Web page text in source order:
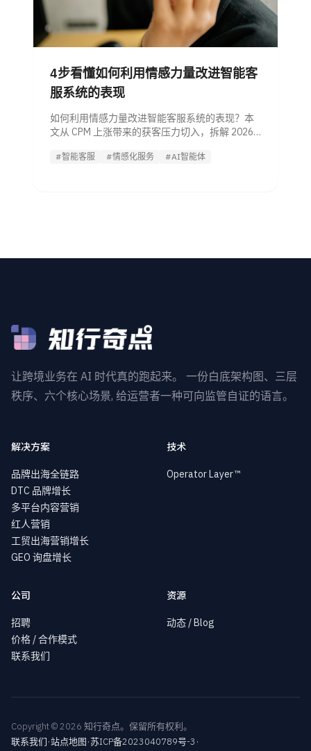
4步看懂如何利用情感力量改进智能客
服系统的表现
如何利用情感力量改进智能客服系统的表现？本
文从 CPM 上涨带来的获客压力切入，拆解 2026
准，帮助管理者更快判断方案价值并推进试用。
#智能客服 #情感化服务 #AI智能体
让跨境业务在 AI 时代真的跑起来。 一份白底架构图、三层
秩序、六个核心场景, 给运营者一种可向监管自证的语言。
解决方案
品牌出海全链路
DTC 品牌增长
多平台内容营销
红人营销
工贸出海营销增长
GEO 询盘增长
技术
Operator Layer™
公司
招聘
价格 / 合作模式
联系我们
资源
动态 / Blog
Copyright © 2026 知行奇点。保留所有权利。
联系我们·站点地图·苏ICP备2023040789号-3·